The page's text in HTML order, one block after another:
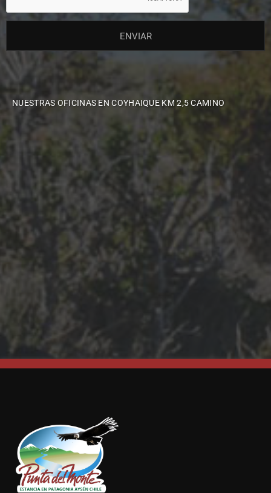
NUESTRAS OFICINAS EN COYHAIQUE KM 2,5 CAMINO
AERÓDROMO TTE. VIDAL